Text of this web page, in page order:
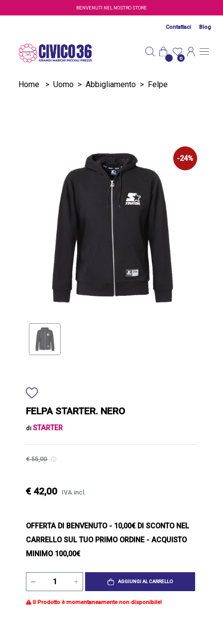
Salta al contenuto principaleBENVENUTI NEL NOSTRO STORE
Contattaci Blog
0
Home > Uomo > Abbigliamento > Felpe
-24%
FELPA STARTER. NERO
diSTARTER
€ 55,00
€ 42,00 IVA incl.
OFFERTA DI BENVENUTO- 10,00€ DI SCONTO NEL
CARRELLO SUL TUO PRIMO ORDINE - ACQUISTO
MINIMO 100,00€
AGGIUNGI AL CARRELLO
Il Prodotto è momentaneamente non disponibile!